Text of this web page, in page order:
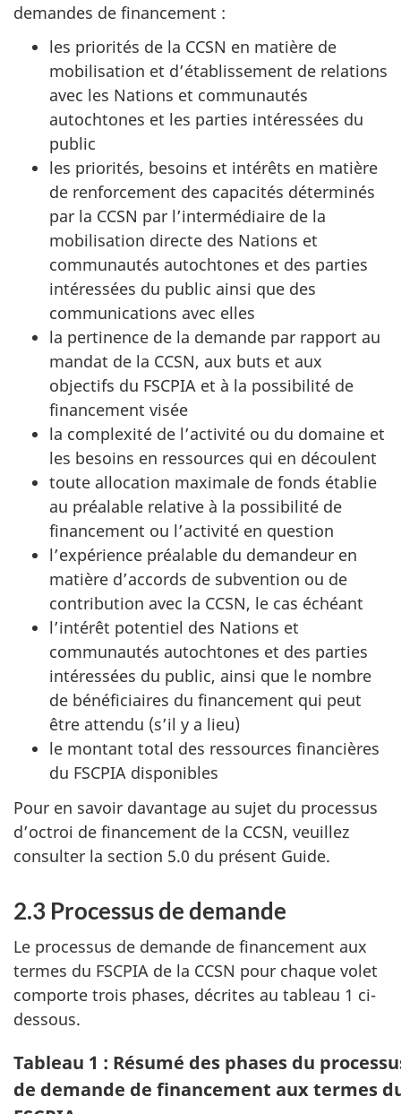
demandes de financement :
les priorités de la CCSN en matière de
mobilisation et d’établissement de relations
avec les Nations et communautés
autochtones et les parties intéressées du
public
les priorités, besoins et intérêts en matière
de renforcement des capacités déterminés
par la CCSN par l’intermédiaire de la
mobilisation directe des Nations et
communautés autochtones et des parties
intéressées du public ainsi que des
communications avec elles
la pertinence de la demande par rapport au
mandat de la CCSN, aux buts et aux
objectifs du FSCPIA et à la possibilité de
financement visée
la complexité de l’activité ou du domaine et
les besoins en ressources qui en découlent
toute allocation maximale de fonds établie
au préalable relative à la possibilité de
financement ou l’activité en question
l’expérience préalable du demandeur en
matière d’accords de subvention ou de
contribution avec la CCSN, le cas échéant
l’intérêt potentiel des Nations et
communautés autochtones et des parties
intéressées du public, ainsi que le nombre
de bénéficiaires du financement qui peut
être attendu (s’il y a lieu)
le montant total des ressources financières
du FSCPIA disponibles
Pour en savoir davantage au sujet du processus
d’octroi de financement de la CCSN, veuillez
consulter la section 5.0 du présent Guide.
2.3 Processus de demande
Le processus de demande de financement aux
termes du FSCPIA de la CCSN pour chaque volet
comporte trois phases, décrites au tableau 1 ci-
dessous.
Tableau 1 : Résumé des phases du
de demande de financement aux termes